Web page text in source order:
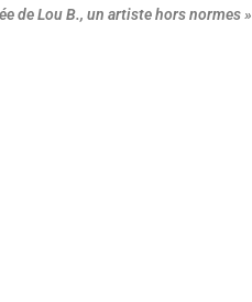
de Lou B., un artiste hors normes »